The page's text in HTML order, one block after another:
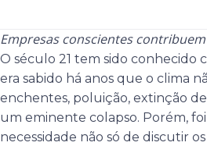
Empresas conscientes
O século 21 tem sido conhecido
era sabido há anos que o clima
enchentes, poluição, extinção
um eminente colapso. Porém,
necessidade não só de discutir